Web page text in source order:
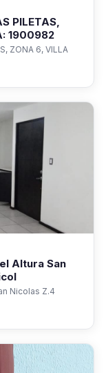
PILETAS,
1900982
ZONA 6, VILLA
Altura San
Nicolas Z.4